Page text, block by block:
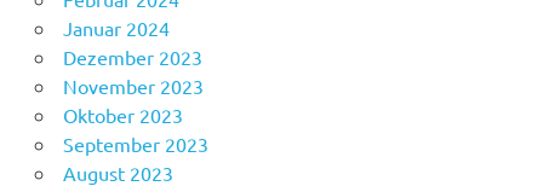
Januar 2024
Dezember 2023
November 2023
Oktober 2023
September 2023
August 2023